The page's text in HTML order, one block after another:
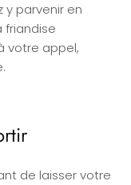
y parvenir en
friandise
votre appel,
de laisser votre